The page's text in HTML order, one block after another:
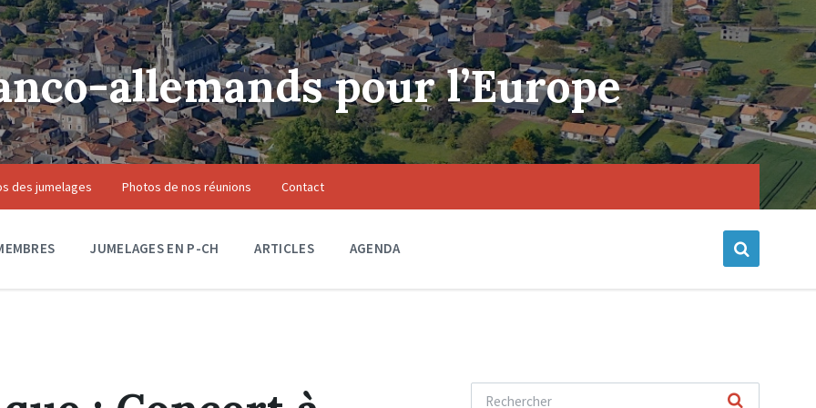
allemands pour l’Europe
des jumelages Photos de nos réunions Contact
JUMELAGES EN P-CH ARTICLES AGENDA